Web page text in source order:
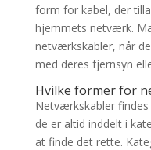
form for kabel, der
hjemmets netværk.
netværkskabler, når
med deres fjernsyn
Hvilke former for
Netværkskabler
de er altid inddelt i
at finde det rette.